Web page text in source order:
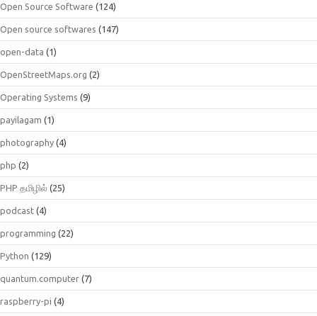
Open Source Software (124)
Open source softwares (147)
open-data (1)
OpenStreetMaps.org (2)
Operating Systems (9)
payilagam (1)
photography (4)
php (2)
PHP தமிழில் (25)
podcast (4)
programming (22)
Python (129)
quantum.computer (7)
raspberry-pi (4)